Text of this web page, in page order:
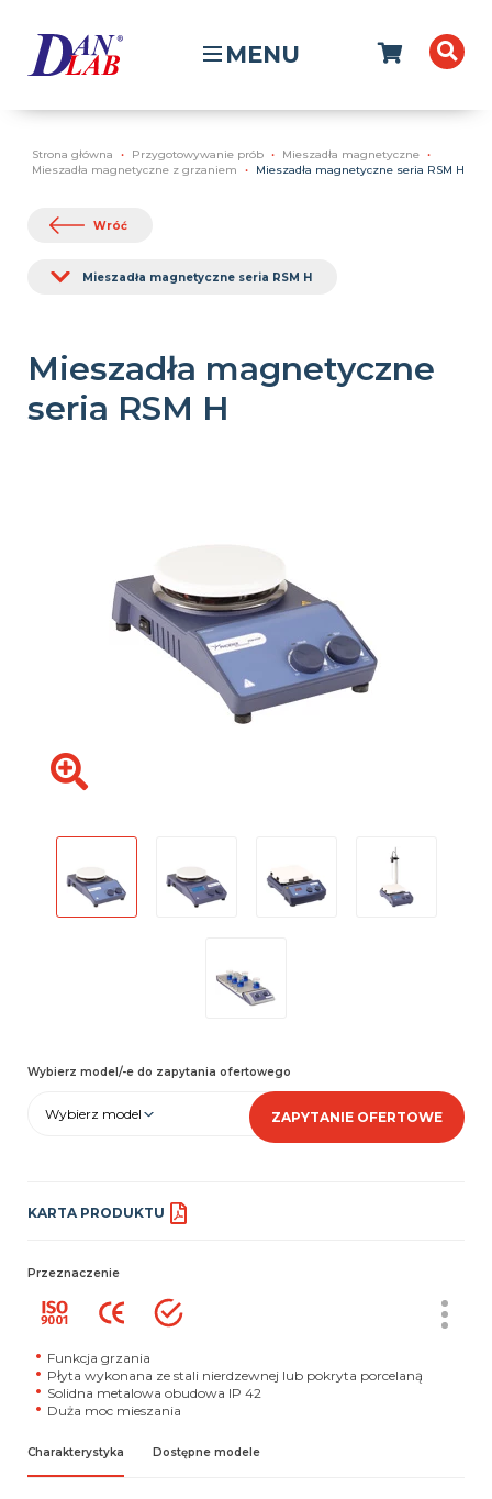
MENU
Strona główna Przygotowywanie prób
Mieszadła magnetyczne
Mieszadła magnetyczne z grzaniem
Mieszadła magnetyczne seria RSM H
Wróć
Mieszadła magnetyczne seria RSM H
Mieszadła magnetyczne
seria RSM H
Wybierz model/-e do zapytania ofertowego
Wybierz model ZAPYTANIE OFERTOWE
KARTA PRODUKTU
Przeznaczenie
Funkcja grzania
Płyta wykonana ze stali nierdzewnej lub pokryta porcelaną
Solidna metalowa obudowa IP 42
Duża moc mieszania
Charakterystyka Dostępne modele